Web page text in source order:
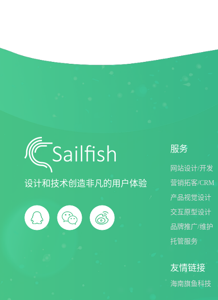
成美暖情少女 海南新动
设计和技术创造非凡的用户体验
服务
网站设计/开发
营销拓客/CRM
产品视觉设计
交互原型设计
品牌推广/维护
托管服务
友情链接
海南旗鱼科技